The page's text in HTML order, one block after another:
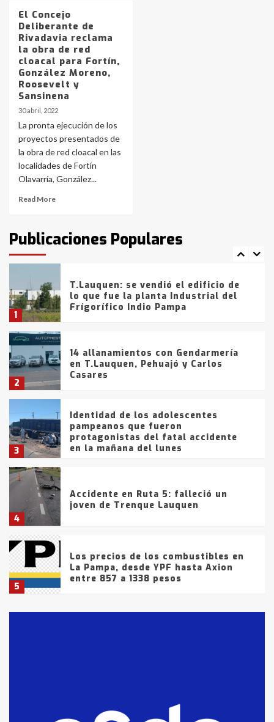
El Concejo
Deliberante de
Rivadavia reclama
la obra de red
cloacal para Fortín,
González Moreno,
Roosevelt y
Sansinena
30 abril, 2022
La pronta ejecución de los
proyectos presentados de
la obra de red cloacal en las
localidades de Fortín
Olavarría, González...
Read More
Publicaciones Populares
4
Accidente en Ruta 5: falleció un
joven de Trenque Lauquen
5
Los precios de los combustibles en
La Pampa, desde YPF hasta Axion
6
La Bolsa de Cereales de Bahía
Blanca anticipa que Agosto vendrá
con lluvias y heladas, en gran parte
de la provincia
fueron detenidos por
comercialización de drogas en la
tarde del sábado
1
T.Lauquen: se vendió el edificio de
lo que fue la planta Industrial del
Frígorífico Indio Pampa
2
14 allanamientos con Gendarmería
en T.Lauquen, Pehuajó y Carlos
Casares
3
Identidad de los adolescentes
pampeanos que fueron
protagonistas del fatal accidente
en la mañana del lunes
4
Accidente en Ruta 5: falleció un
joven de Trenque Lauquen
5
Los precios de los combustibles en
La Pampa, desde YPF hasta Axion
entre 857 a 1338 pesos
fueron detenidos por
comercialización de drogas en la